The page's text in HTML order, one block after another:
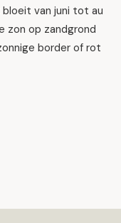
van juni tot au
zon op zandgrond
border of rot